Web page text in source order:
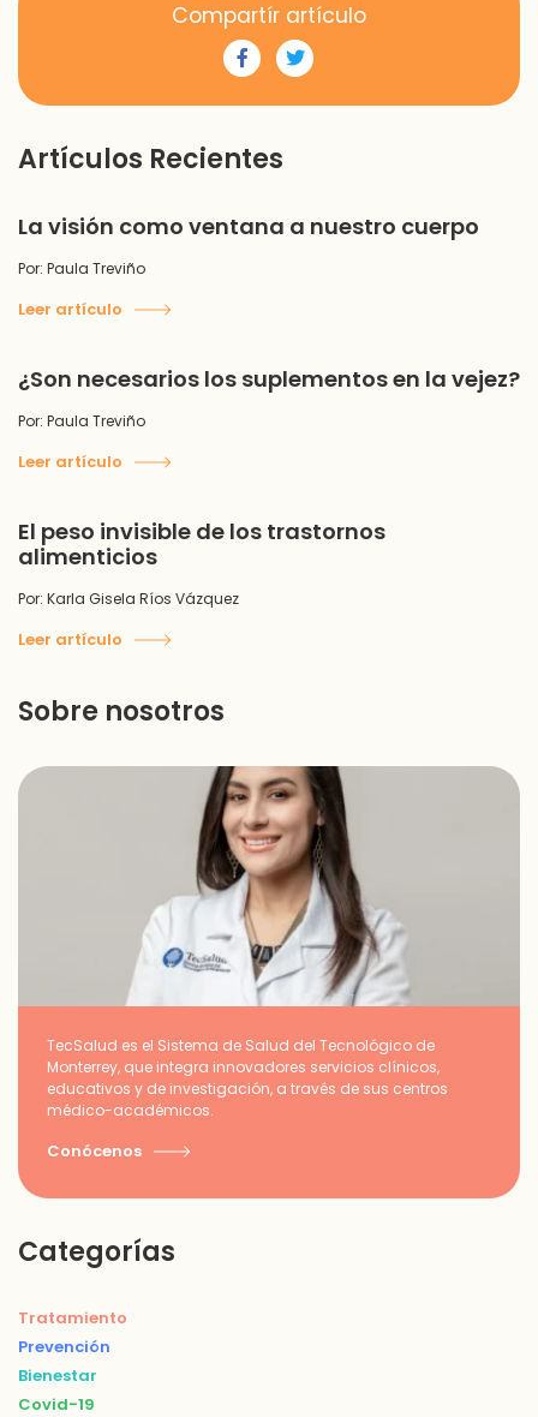
Compartír artículo
Artículos Recientes
La visión como ventana a nuestro cuerpo
Por: Paula Treviño
Leer artículo
¿Son necesarios los suplementos en la vejez?
Por: Paula Treviño
Leer artículo
El peso invisible de los trastornos
alimenticios
Por: Karla Gisela Ríos Vázquez
Leer artículo
Sobre nosotros
TecSalud es el Sistema de Salud del Tecnológico de
Monterrey, que integra innovadores servicios clínicos,
educativos y de investigación, a través de sus centros
médico-académicos.
Conócenos
Categorías
Tratamiento
Prevención
Bienestar
Covid-19